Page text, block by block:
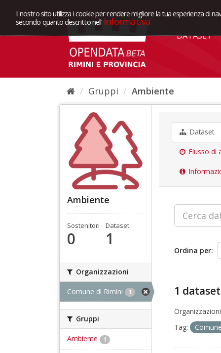
Il nostro sito utilizza i cookie per rendere migliore la tua esperienza di
secondo quanto descritto nell' Informativa
DATASET
Gruppi Ambiente
Ambiente
Sostenitori
0
Dataset
1
Organizzazioni
Comune di Rimini 1
Gruppi
Ambiente 1
Dataset
Flusso di
Ordina per
1
Tag: